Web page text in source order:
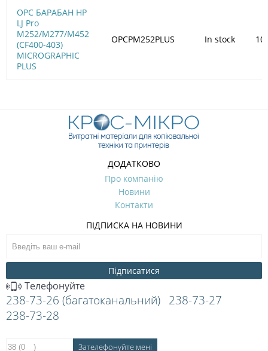
OPC БАРАБАН HP
LJ Pro
M252/M277/M452
(CF400-403)
MICROGRAPHIC
PLUS
OPCPM252PLUS In stock
ДОДАТКОВО
Про компанію
Новини
Контакти
ПІДПИСКА НА НОВИНИ
Підписатися
Телефонуйте
238-73-26 (багатоканальний) 238-73-27
238-73-28